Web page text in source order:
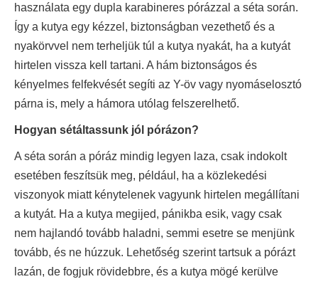
használata egy dupla karabineres pórázzal a séta során.
Így a kutya egy kézzel, biztonságban vezethető és a
nyakörvvel nem terheljük túl a kutya nyakát, ha a kutyát
hirtelen vissza kell tartani. A hám biztonságos és
kényelmes felfekvését segíti az Y-öv vagy nyomáselosztó
párna is, mely a hámora utólag felszerelhető.
Hogyan sétáltassunk jól pórázon?
A séta során a póráz mindig legyen laza, csak indokolt
esetében feszítsük meg, például, ha a közlekedési
viszonyok miatt kénytelenek vagyunk hirtelen megállítani
a kutyát. Ha a kutya megijed, pánikba esik, vagy csak
nem hajlandó tovább haladni, semmi esetre se menjünk
tovább, és ne húzzuk. Lehetőség szerint tartsuk a pórázt
lazán, de fogjuk rövidebbre, és a kutya mögé kerülve